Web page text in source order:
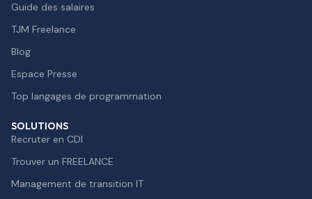
Guide des salaires
TJM Freelance
Blog
Espace Presse
Top langages de programmation
SOLUTIONS
Recruter en CDI
Trouver un FREELANCE
Management de transition IT